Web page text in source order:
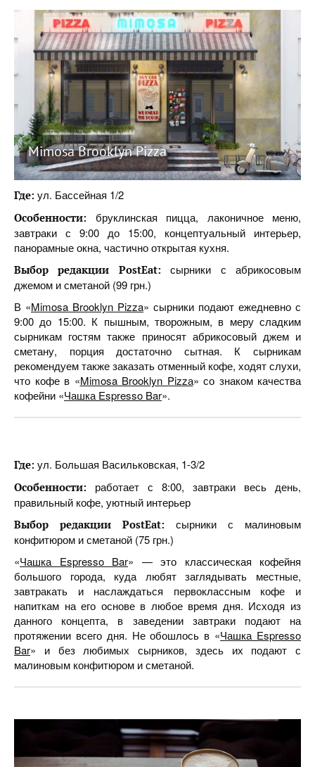
Mimosa Brooklyn Pizza
Где: ул. Бассейная 1/2
Особенности: бруклинская пицца, лаконичное меню,
завтраки с 9:00 до 15:00, концептуальный интерьер,
панорамные окна, частично открытая кухня.
Выбор редакции PostEat:сырники с абрикосовым
джемом и сметаной (99 грн.)
В «Mimosa Brooklyn Pizza» сырники подают ежедневно с
9:00 до 15:00. К пышным, творожным, в меру сладким
сырникам гостям также приносят абрикосовый джем и
сметану, порция достаточно сытная. К сырникам
рекомендуем также заказать отменный кофе, ходят слухи,
что кофе в «Mimosa Brooklyn Pizzа» со знаком качества
кофейни «Чашка Espresso Bar».
Где: ул. Большая Васильковская, 1-3/2
Особенности: работает с 8:00, завтраки весь день,
правильный кофе, уютный интерьер
Выбор редакции PostEat: сырники с малиновым
конфитюром и сметаной (75 грн.)
«Чашка Espresso Bar» — это классическая кофейня
большого города, куда любят заглядывать местные,
завтракать и наслаждаться первоклассным кофе и
напиткам на его основе в любое время дня. Исходя из
данного концепта, в заведении завтраки подают на
протяжении всего дня. Не обошлось в «Чашка Espresso
Bar» и без любимых сырников, здесь их подают с
малиновым конфитюром и сметаной.